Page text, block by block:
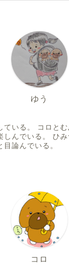
ゆう
ている。 コロと
しんでいる。 ひ
目論んでいる。
コロ